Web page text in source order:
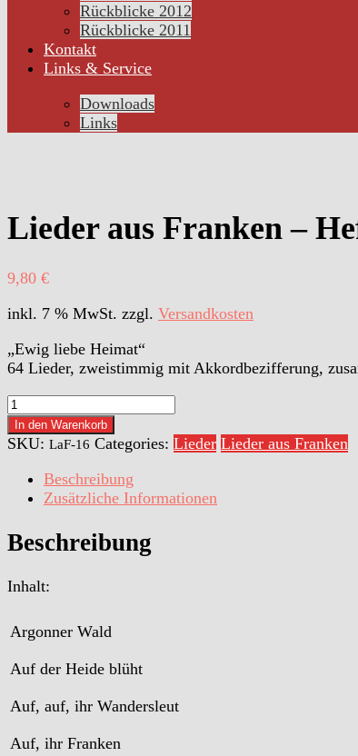
Rückblicke 2012
Rückblicke 2011
Kontakt
Links & Service
Downloads
Links
Lieder aus Franken –
9,80 €
inkl. 7 % MwSt. zzgl. Versandkosten
„Ewig liebe Heimat“
64 Lieder, zweistimmig mit Akkordbezifferung,
Lieder
aus
Franken
Heft
liebe
Heimat"
In den Warenkorb
SKU: LaF-16 Categories: Lieder Lieder aus Franken
Beschreibung
Zusätzliche Informationen
Beschreibung
Inhalt:
Argonner Wald
Auf der Heide blüht
Auf, auf, ihr Wandersleut
Auf, ihr Franken